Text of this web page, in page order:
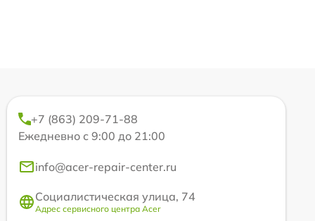
+7 (863) 209-71-88
Ежедневно с 9:00 до 21:00
info@acer-repair-center.ru
Социалистическая улица, 74
Адрес сервисного центра Acer